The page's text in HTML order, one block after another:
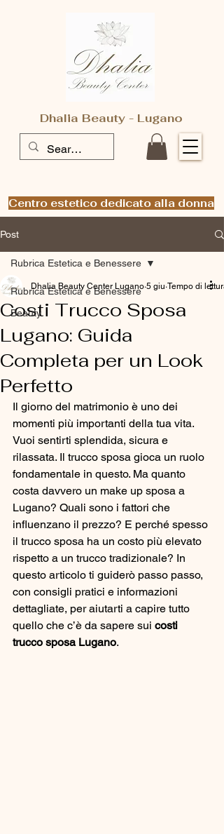
Centro estetico dedicato alla donna
Dhalia Beauty - Lugano
Post
Rubrica Estetica e Benessere
Beauty
Rubrica Estetica e Benessere
Costi Trucco Sposa
Lugano: Guida
Completa per un Look
Perfetto
Dhalia Beauty Center Lugano 5 giu Tempo di
Il giorno del matrimonio è uno dei
momenti più importanti della tua vita.
Vuoi sentirti splendida, sicura e
rilassata. Il trucco sposa gioca un ruolo
fondamentale in questo. Ma quanto
costa davvero un make up sposa a
Lugano? Quali sono i fattori che
influenzano il prezzo? E perché spesso
il trucco sposa ha un costo più elevato
rispetto a un trucco tradizionale? In
questo articolo ti guiderò passo passo,
con consigli pratici e informazioni
dettagliate, per aiutarti a capire tutto
quello che c’è da sapere sui costi
trucco sposa Lugano.